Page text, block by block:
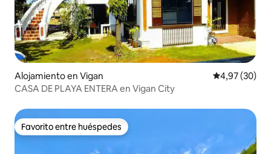
Alojamiento en Vigan Calificación
4,97 (30)
CASA DE PLAYA ENTERA en Vigan City
Favorito entre huéspedes
Favorito entre huéspedes